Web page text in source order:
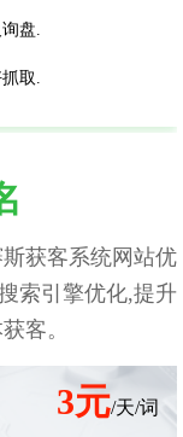
盘.
取.
获客系统网站优
索引擎优化,提升
客。
3元/天/词